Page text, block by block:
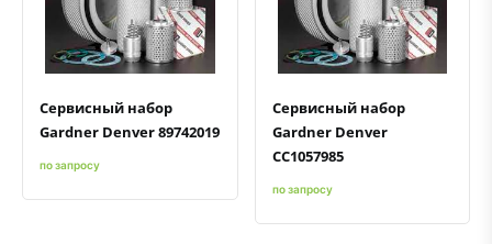
Быстрый просмотрДобавить к сравнению
Добавить в избранное
Сервисный набор
Gardner Denver 89742019
по запросу
Быстрый просмотрДобавить к сравнению
Добавить в избранное
Сервисный набор
Gardner Denver
СС1057985
по запросу